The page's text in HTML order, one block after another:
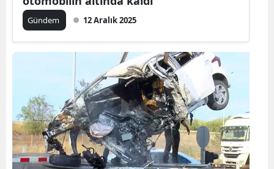
Manisa
Mardin
Muğla
Muş
Nevşehir
Gündem 12 Aralık 2025